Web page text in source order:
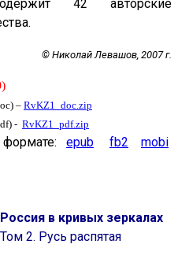
42 авторские
© Николай Левашов, 2007 г.
– RvKZ1_doc.zip
- RvKZ1_pdf.zip
формате: epub fb2 mobi
Россия в кривых зеркалах
Том 2. Русь распятая